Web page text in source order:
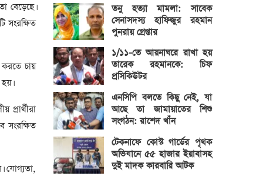
বেড়েছে।
সংরক্ষিত
করতে চায়
সংরক্ষিত
যোগ্যতা,
তনু হত্যা মামলা: সাবেক
সেনাসদস্য হাফিজুর রহমান
পুনরায় গ্রেপ্তার
১/১১-তে আয়নাঘরে রাখা হয়
তারেক রহমানকে: চিফ
প্রসিকিউটর
এনসিপি বলতে কিছু নেই, যা
আছে তা জামায়াতের শিশু
সংগঠন: রাশেদ খাঁন
টেকনাফে কোস্ট গার্ডের পৃথক
অভিযানে ৫৫ হাজার ইয়াবাসহ
দুই মাদক কারবারি আটক